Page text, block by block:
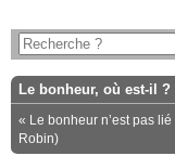
Le bonheur, où est-il ?
« Le bonheur n’est pas
Robin)